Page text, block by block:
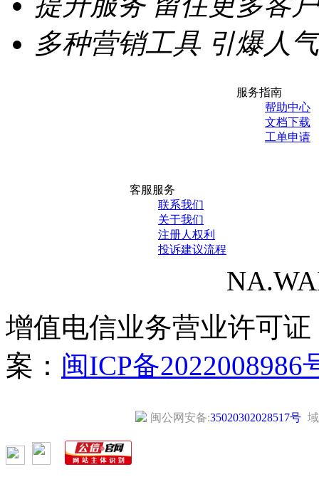
多种营销工具 引爆人气
服务指南
帮助中心
文档下载
工单申请
客服服务
联系我们
关于我们
注册人权利
投诉建议流程
增值电信业务营业许可证
案： 闽ICP备2022008986
闽公网安备:35020302028517号